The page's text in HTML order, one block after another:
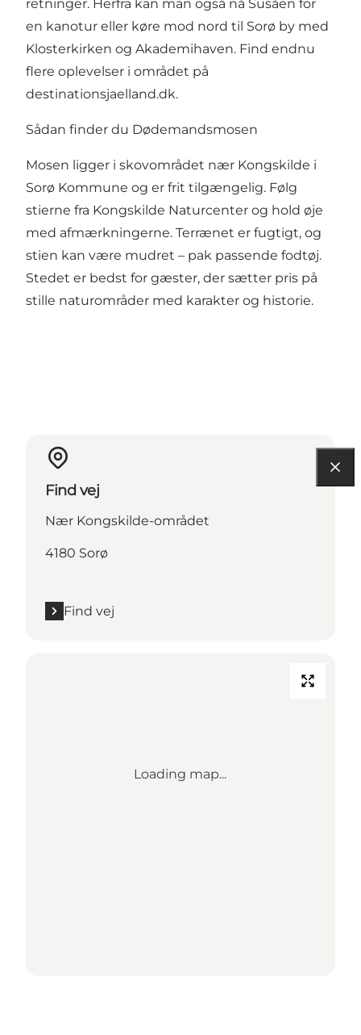
retninger. Herfra kan man også nå Susåen for
en kanotur eller køre mod nord til Sorø by med
Klosterkirken og Akademihaven. Find endnu
flere oplevelser i området på
destinationsjaelland.dk.
Sådan finder du Dødemandsmosen
Mosen ligger i skovområdet nær Kongskilde i
Sorø Kommune og er frit tilgængelig. Følg
stierne fra Kongskilde Naturcenter og hold øje
med afmærkningerne. Terrænet er fugtigt, og
stien kan være mudret – pak passende fodtøj.
Stedet er bedst for gæster, der sætter pris på
stille naturområder med karakter og historie.
Find vej
Nær Kongskilde-området
4180 Sorø
Find vej
Loading map...